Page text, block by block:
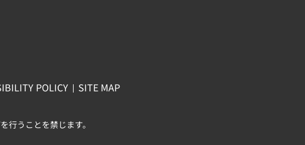
POLICY SITE MAP
行うことを禁じます。